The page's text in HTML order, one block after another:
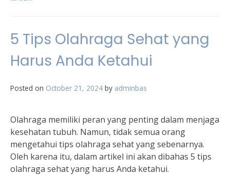
5 Tips Olahraga Sehat yang
Harus Anda Ketahui
Posted on October 21, 2024 by adminbas
Olahraga memiliki peran yang penting dalam menjaga
kesehatan tubuh. Namun, tidak semua orang
mengetahui tips olahraga sehat yang sebenarnya.
Oleh karena itu, dalam artikel ini akan dibahas 5 tips
olahraga sehat yang harus Anda ketahui.